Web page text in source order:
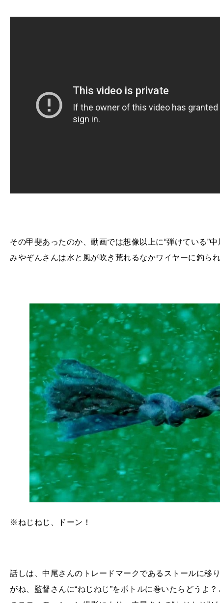
その甲斐あったのか、動画では想像以上に“弾けている”
みやぞんさんは水と風が吹き荒れるなかワイヤーに釣ら
※ねじねじ、ドーン！
話しは、中尾さんのトレードマークであるストールに移
がね、監督さんに“ねじねじ”をボトルに巻いたらどうよ